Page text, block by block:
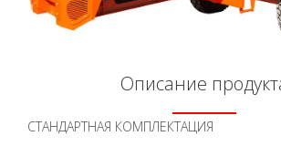
Описание
СТАНДАРТНАЯ КОМПЛЕКТАЦИЯ